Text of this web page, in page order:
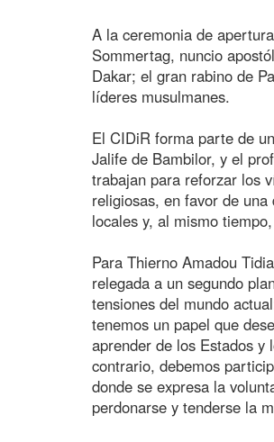
A la ceremonia de
Sommertag, nuncio
Dakar; el gran rabino de
líderes musulmanes.
El CIDiR forma parte de
Jalife de Bambilor, y el
trabajan para reforzar los
religiosas, en favor de
locales y, al mismo
Para Thierno Amadou
relegada a un segundo
tensiones del mundo
tenemos un papel que
aprender de los Estados y
contrario, debemos
donde se expresa la
perdonarse y tenderse la